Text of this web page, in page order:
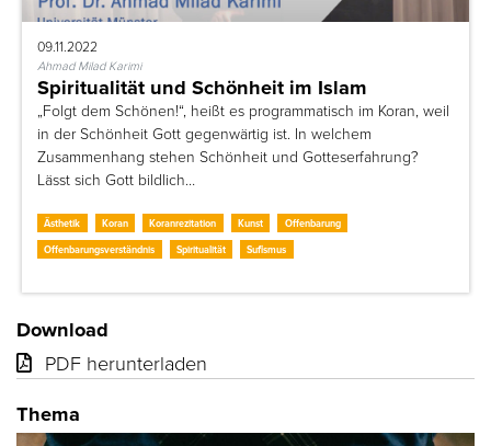
09.11.2022
Ahmad Milad Karimi
Spiritualität und Schönheit im Islam
„Folgt dem Schönen!“, heißt es programmatisch im Koran, weil
in der Schönheit Gott gegenwärtig ist. In welchem
Zusammenhang stehen Schönheit und Gotteserfahrung?
Lässt sich Gott bildlich…
Ästhetik Koran Koranrezitation Kunst
Offenbarung
Offenbarungsverständnis
Spiritualität Sufismus
Download
PDF herunterladen
Thema